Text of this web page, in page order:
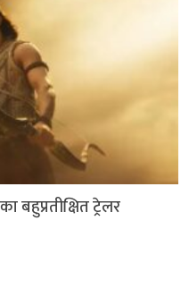
बहुप्रतीक्षित ट्रेलर